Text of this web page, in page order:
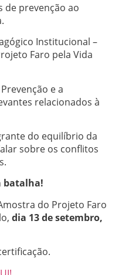
de prevenção ao
Institucional –
Faro pela Vida
e a
relacionados à
do equilíbrio da
sobre os conflitos
batalha!
do Projeto Faro
dia 13 de setembro,